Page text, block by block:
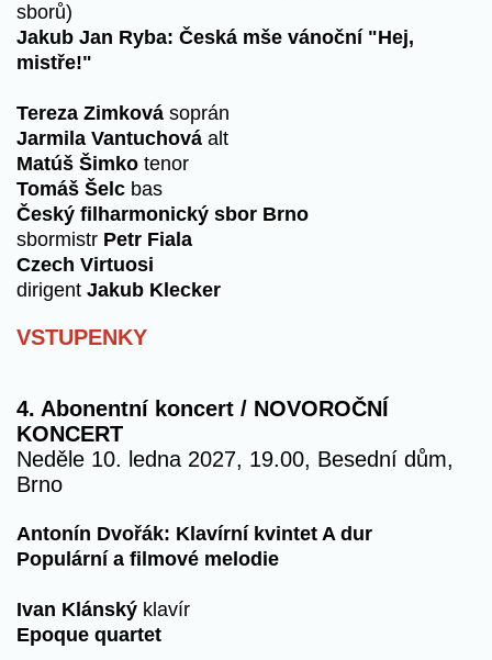
sborů)
Jakub Jan Ryba: Česká mše vánoční "Hej,
mistře!"
Tereza Zimková soprán
Jarmila Vantuchová alt
Matúš Šimko tenor
Tomáš Šelc bas
Český filharmonický sbor Brno
sbormistr Petr Fiala
Czech Virtuosi
dirigent Jakub Klecker
VSTUPENKY
4. Abonentní koncert / NOVOROČNÍ
KONCERT
Neděle 10. ledna 2027, 19.00, Besední dům,
Brno
Antonín Dvořák: Klavírní kvintet A dur
Populární a filmové melodie
Ivan Klánský klavír
Epoque quartet